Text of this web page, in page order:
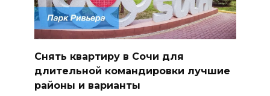
Снять квартиру в Сочи для
длительной командировки лучшие
районы и варианты